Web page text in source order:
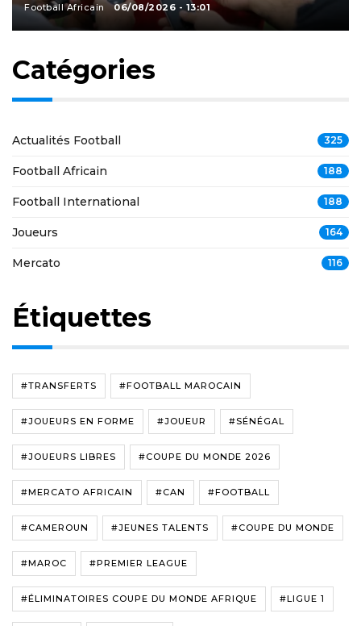
Football Africain 06/08/2026 - 13:01
Catégories
Actualités Football 325
Football Africain 188
Football International 188
Joueurs 164
Mercato 116
Étiquettes
#TRANSFERTS #FOOTBALL MAROCAIN
#JOUEURS EN FORME #JOUEUR #SÉNÉGAL
#JOUEURS LIBRES #COUPE DU MONDE 2026
#MERCATO AFRICAIN #CAN #FOOTBALL
#CAMEROUN #JEUNES TALENTS #COUPE DU MONDE
#MAROC #PREMIER LEAGUE
#ÉLIMINATOIRES COUPE DU MONDE AFRIQUE #LIGUE 1